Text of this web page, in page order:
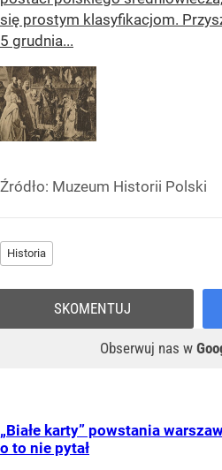
się prostym klasyfikacjom.
5 grudnia...
Źródło: Muzeum Historii Polski
Historia
Obserwuj nas w
SKOMENTUJ
„Białe karty” powstania
o to nie pytał